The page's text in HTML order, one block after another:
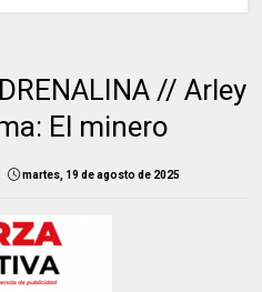
// Arley
El minero
martes, 19 de agosto de 2025